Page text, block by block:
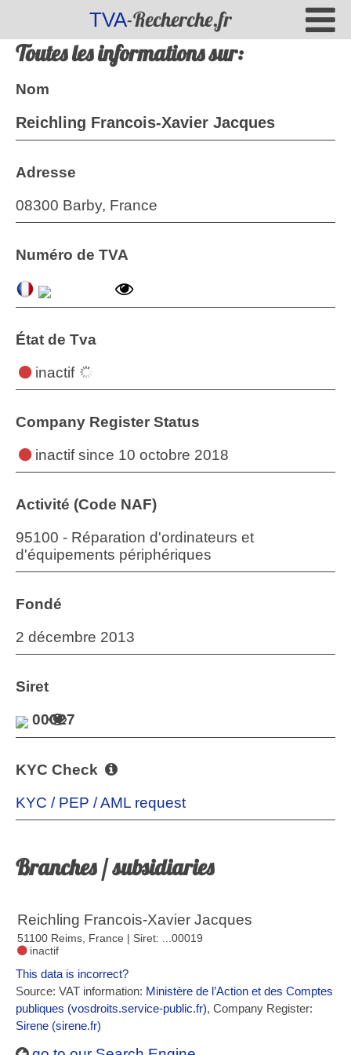
TVA-Recherche.fr
Toutes les informations sur:
Nom
Reichling Francois-Xavier Jacques
Adresse
08300 Barby, France
Numéro de TVA
État de Tva
inactif
Company Register Status
inactifsince 10 octobre 2018
Activité (Code NAF)
95100 - Réparation d'ordinateurs et
d'équipements périphériques
Fondé
2 décembre 2013
Siret
00027
KYC Check
KYC / PEP / AML request
Branches / subsidiaries
Reichling Francois-Xavier Jacques
51100 Reims, France | Siret: ...00019
inactif
This data is incorrect?
Source: VAT information: Ministère de l’Action et des Comptes
publiques (vosdroits.service-public.fr), Company Register:
Sirene (sirene.fr)